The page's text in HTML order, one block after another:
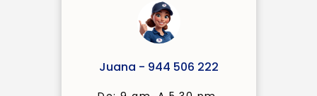
Juana - 944 506 222